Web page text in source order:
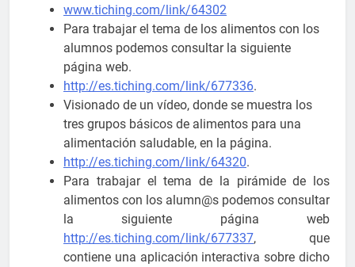
www.tiching.com/link/64302
Para trabajar el tema de los alimentos con los
alumnos podemos consultar la siguiente
página web.
http://es.tiching.com/link/677336.
Visionado de un vídeo, donde se muestra los
tres grupos básicos de alimentos para una
alimentación saludable, en la página.
http://es.tiching.com/link/64320.
Para trabajar el tema de la pirámide de los
alimentos con los alumn@s podemos consultar
la siguiente página web
http://es.tiching.com/link/677337, que
contiene una aplicación interactiva sobre dicho